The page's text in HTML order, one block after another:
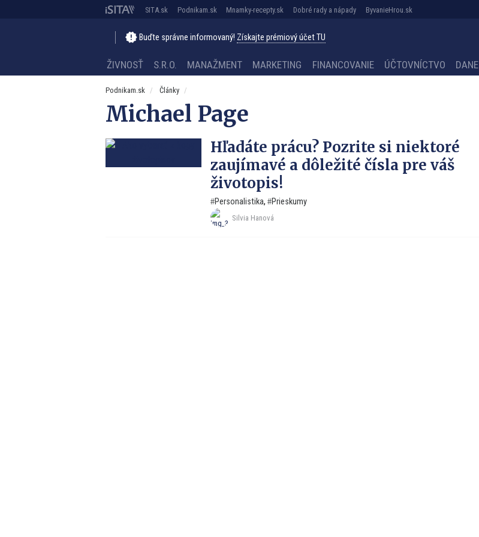
SITA.sk Podnikam.sk Mnamky-recepty.sk Dobré rady a nápady ByvanieHrou.sk
Buďte správne informovaný! Získajte prémiový účet TU
ŽIVNOSŤ S.R.O. MANAŽMENT MARKETING FINANCOVANIE ÚČTOVNÍCTVO DANE
Podnikam.sk Články
Michael Page
Hľadáte prácu? Pozrite si niektoré
zaujímavé a dôležité čísla pre váš
životopis!
Personalistika, Prieskumy
Silvia Hanová